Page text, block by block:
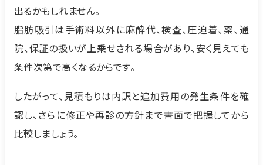
出るかもしれません。
脂肪吸引は手術料以外に麻酔代、検査、圧迫着、薬、通
院、保証の扱いが上乗せされる場合があり、安く見えても
条件次第で高くなるからです。
したがって、見積もりは内訳と追加費用の発生条件を確
認し、さらに修正や再診の方針まで書面で把握してから
比較しましょう。